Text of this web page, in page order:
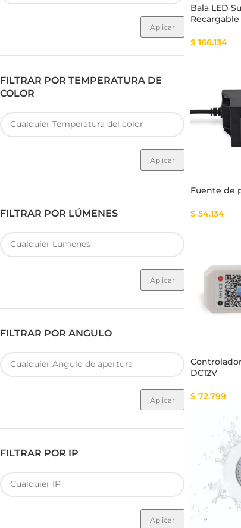
Aplicar
FILTRAR POR TEMPERATURA DE
COLOR
Aplicar
FILTRAR POR LÚMENES
Aplicar
FILTRAR POR ANGULO
Aplicar
FILTRAR POR IP
Aplicar
Bala LED
Recargable
$ 166.134
Fuente de
$ 54.134
DC12V
$ 72.799